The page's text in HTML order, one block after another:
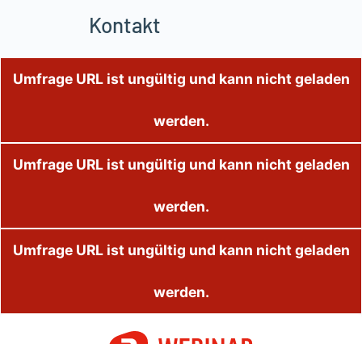
Kontakt
Umfrage URL ist ungültig und kann nicht geladen
werden.
Umfrage URL ist ungültig und kann nicht geladen
werden.
Umfrage URL ist ungültig und kann nicht geladen
werden.